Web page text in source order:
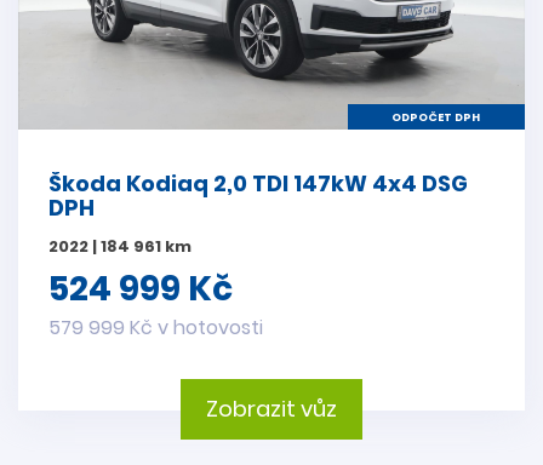
ODPOČET DPH
Škoda Kodiaq 2,0 TDI 147kW 4x4 DSG
DPH
2022 | 184 961 km
524 999 Kč
579 999 Kč v hotovosti
Zobrazit vůz